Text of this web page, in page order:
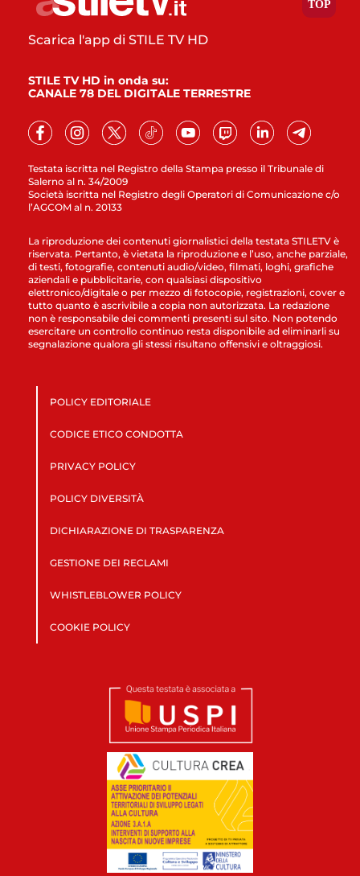
Testata iscritta nel Registro della Stampa presso il Tribunale di
Salerno al n. 34/2009
Società iscritta nel Registro degli Operatori di Comunicazione c/o
l’AGCOM al n. 20133
Scarica l'app di STILE TV HD
STILE TV HD in onda su:
CANALE 78 DEL DIGITALE TERRESTRE
La riproduzione dei contenuti giornalistici della testata STILETV è
riservata. Pertanto, è vietata la riproduzione e l’uso, anche parziale,
di testi, fotografie, contenuti audio/video, filmati, loghi, grafiche
aziendali e pubblicitarie, con qualsiasi dispositivo
elettronico/digitale o per mezzo di fotocopie, registrazioni, cover e
tutto quanto è ascrivibile a copia non autorizzata. La redazione
non è responsabile dei commenti presenti sul sito. Non potendo
esercitare un controllo continuo resta disponibile ad eliminarli su
segnalazione qualora gli stessi risultano offensivi e oltraggiosi.
POLICY EDITORIALE
CODICE ETICO CONDOTTA
PRIVACY POLICY
POLICY DIVERSITÀ
DICHIARAZIONE DI TRASPARENZA
GESTIONE DEI RECLAMI
WHISTLEBLOWER POLICY
COOKIE POLICY